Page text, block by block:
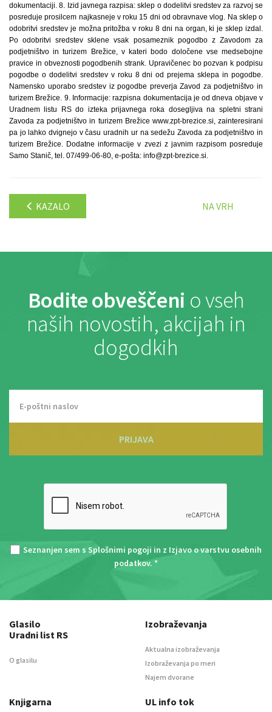
KAZALO NA VRH
Bodite obveščeni o vseh
naših novostih, akcijah in
dogodkih
PRIJAVA
Seznanjen sem s Splošnimi pogoji in z Izjavo o varstvu osebnih
podatkov. *
Glasilo
Uradni list RS
O glasilu
Izobraževanja
Aktualna izobraževanja
Izobraževanja po meri
Najem dvorane
Knjigarna UL info tok